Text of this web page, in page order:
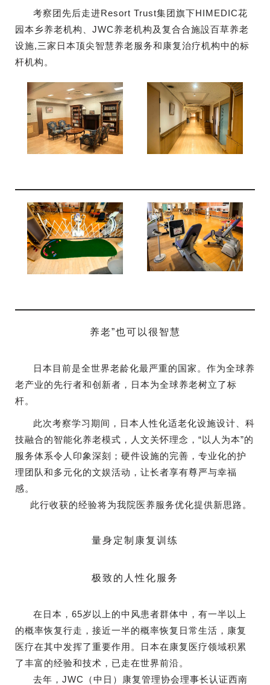
考察团先后走进Resort Trust集团旗下HIMEDIC花
园本乡养老机构、JWC养老机构及复合合施設百草养老
设施,三家日本顶尖智慧养老服务和康复治疗机构中的标
杆机构。
养老”也可以很智慧
日本目前是全世界老龄化最严重的国家。作为全球养
老产业的先行者和创新者，日本为全球养老树立了标
杆。
此次考察学习期间，日本人性化适老化设施设计、科
技融合的智能化养老模式，人文关怀理念，“以人为本”的
服务体系令人印象深刻；硬件设施的完善，专业化的护
理团队和多元化的文娱活动，让长者享有尊严与幸福
感。
此行收获的经验将为我院医养服务优化提供新思路。
量身定制康复训练
极致的人性化服务
在日本，65岁以上的中风患者群体中，有一半以上
的概率恢复行走，接近一半的概率恢复日常生活，康复
医疗在其中发挥了重要作用。日本在康复医疗领域积累
了丰富的经验和技术，已走在世界前沿。
去年，JWC（中日）康复管理协会理事长认证西南